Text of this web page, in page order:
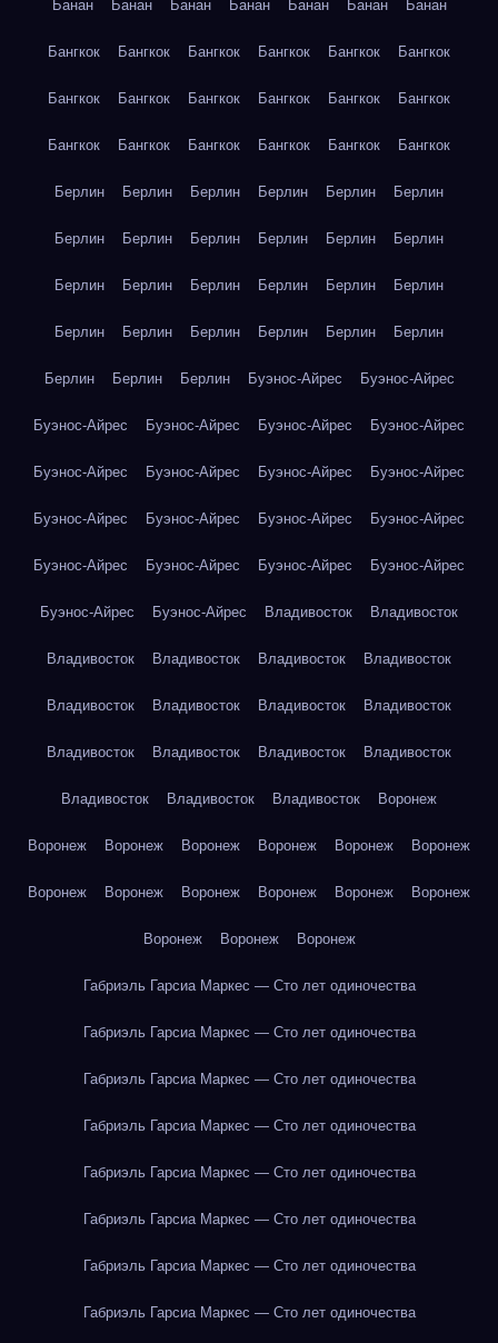
Банан Банан Банан Банан Банан Банан Банан
Бангкок Бангкок Бангкок Бангкок Бангкок Бангкок
Бангкок Бангкок Бангкок Бангкок Бангкок Бангкок
Бангкок Бангкок Бангкок Бангкок Бангкок Бангкок
Берлин Берлин Берлин Берлин Берлин Берлин
Берлин Берлин Берлин Берлин Берлин Берлин
Берлин Берлин Берлин Берлин Берлин Берлин
Берлин Берлин Берлин Берлин Берлин Берлин
Берлин Берлин Берлин Буэнос-Айрес Буэнос-Айрес
Буэнос-Айрес Буэнос-Айрес Буэнос-Айрес Буэнос-Айрес
Буэнос-Айрес Буэнос-Айрес Буэнос-Айрес Буэнос-Айрес
Буэнос-Айрес Буэнос-Айрес Буэнос-Айрес Буэнос-Айрес
Буэнос-Айрес Буэнос-Айрес Буэнос-Айрес Буэнос-Айрес
Буэнос-Айрес Буэнос-Айрес Владивосток Владивосток
Владивосток Владивосток Владивосток Владивосток
Владивосток Владивосток Владивосток Владивосток
Владивосток Владивосток Владивосток Владивосток
Владивосток Владивосток Владивосток Воронеж
Воронеж Воронеж Воронеж Воронеж Воронеж Воронеж
Воронеж Воронеж Воронеж Воронеж Воронеж Воронеж
Воронеж Воронеж Воронеж
Габриэль Гарсиа Маркес — Сто лет одиночества
Габриэль Гарсиа Маркес — Сто лет одиночества
Габриэль Гарсиа Маркес — Сто лет одиночества
Габриэль Гарсиа Маркес — Сто лет одиночества
Габриэль Гарсиа Маркес — Сто лет одиночества
Габриэль Гарсиа Маркес — Сто лет одиночества
Габриэль Гарсиа Маркес — Сто лет одиночества
Габриэль Гарсиа Маркес — Сто лет одиночества